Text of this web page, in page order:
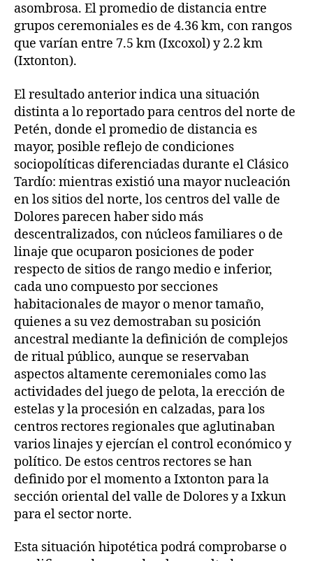
asombrosa. El promedio de distancia entre
grupos ceremoniales es de 4.36 km, con rangos
que varían entre 7.5 km (Ixcoxol) y 2.2 km
(Ixtonton).
El resultado anterior indica una situación
distinta a lo reportado para centros del norte de
Petén, donde el promedio de distancia es
mayor, posible reflejo de condiciones
sociopolíticas diferenciadas durante el Clásico
Tardío: mientras existió una mayor nucleación
en los sitios del norte, los centros del valle de
Dolores parecen haber sido más
descentralizados, con núcleos familiares o de
linaje que ocuparon posiciones de poder
respecto de sitios de rango medio e inferior,
cada uno compuesto por secciones
habitacionales de mayor o menor tamaño,
quienes a su vez demostraban su posición
ancestral mediante la definición de complejos
de ritual público, aunque se reservaban
aspectos altamente ceremoniales como las
actividades del juego de pelota, la erección de
estelas y la procesión en calzadas, para los
centros rectores regionales que aglutinaban
varios linajes y ejercían el control económico y
político. De estos centros rectores se han
definido por el momento a Ixtonton para la
sección oriental del valle de Dolores y a Ixkun
para el sector norte.
Esta situación hipotética podrá comprobarse o